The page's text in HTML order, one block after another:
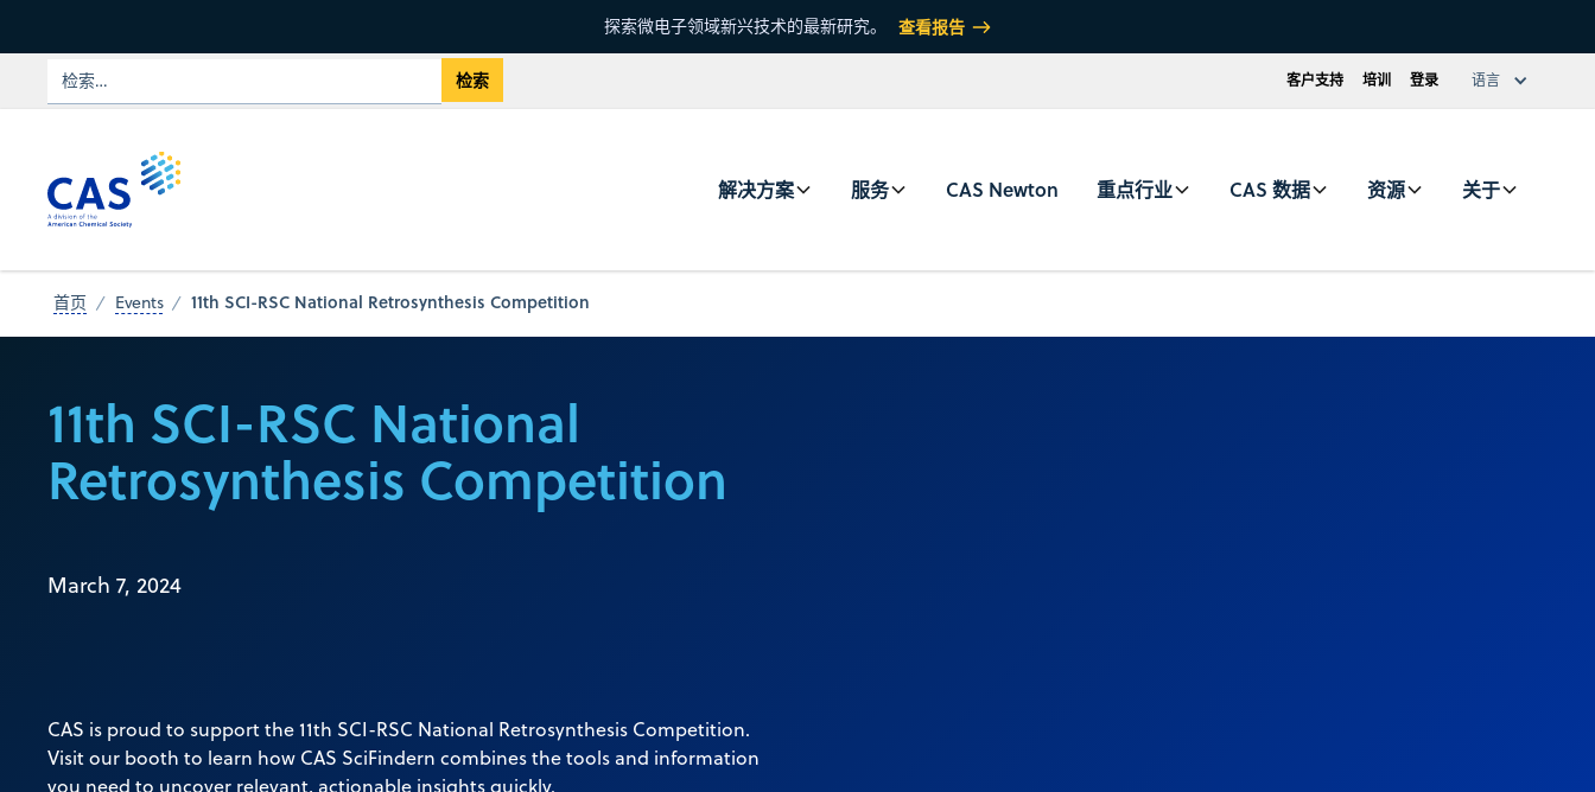
探索微电子领域新兴技术的最新研究。 查看报告
客户支持 培训 登录 语言
解决方案 服务 CAS Newton 重点行业 CAS 数据 资源 关于
首页 Events 11th SCI-RSC National Retrosynthesis Competition
11th SCI-RSC National
Retrosynthesis Competition
March 7, 2024
CAS is proud to support the 11th SCI-RSC National Retrosynthesis Competition.
Visit our booth to learn how CAS SciFindern combines the tools and information
you need to uncover relevant, actionable insights quickly.